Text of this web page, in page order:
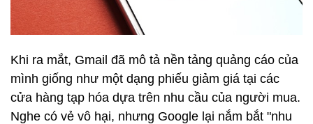
Khi ra mắt, Gmail đã mô tả nền tảng quảng cáo của
mình giống như một dạng phiếu giảm giá tại các
cửa hàng tạp hóa dựa trên nhu cầu của người mua.
Nghe có vẻ vô hại, nhưng Google lại nắm bắt "nhu